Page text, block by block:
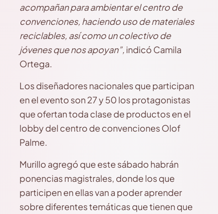
acompañan para ambientar el centro de
convenciones, haciendo uso de materiales
reciclables, así como un colectivo de
jóvenes que nos apoyan”, indicó Camila
Ortega.
Los diseñadores nacionales que participan
en el evento son 27 y 50 los protagonistas
que ofertan toda clase de productos en el
lobby del centro de convenciones Olof
Palme.
Murillo agregó que este sábado habrán
ponencias magistrales, donde los que
participen en ellas van a poder aprender
sobre diferentes temáticas que tienen que